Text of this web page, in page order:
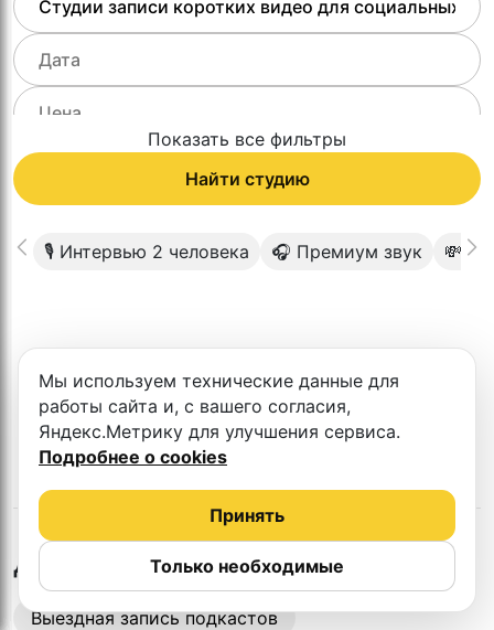
Показать все фильтры
Найти студию
🎙 Интервью 2 человека 🎧 Премиум звук 💸
студии
Другие студии в Улан-Удэ
Выездная запись подкастов
Мы используем технические данные для
работы сайта и, с вашего согласия,
Яндекс.Метрику для улучшения сервиса.
Подробнее о cookies
Только необходимые
Принять